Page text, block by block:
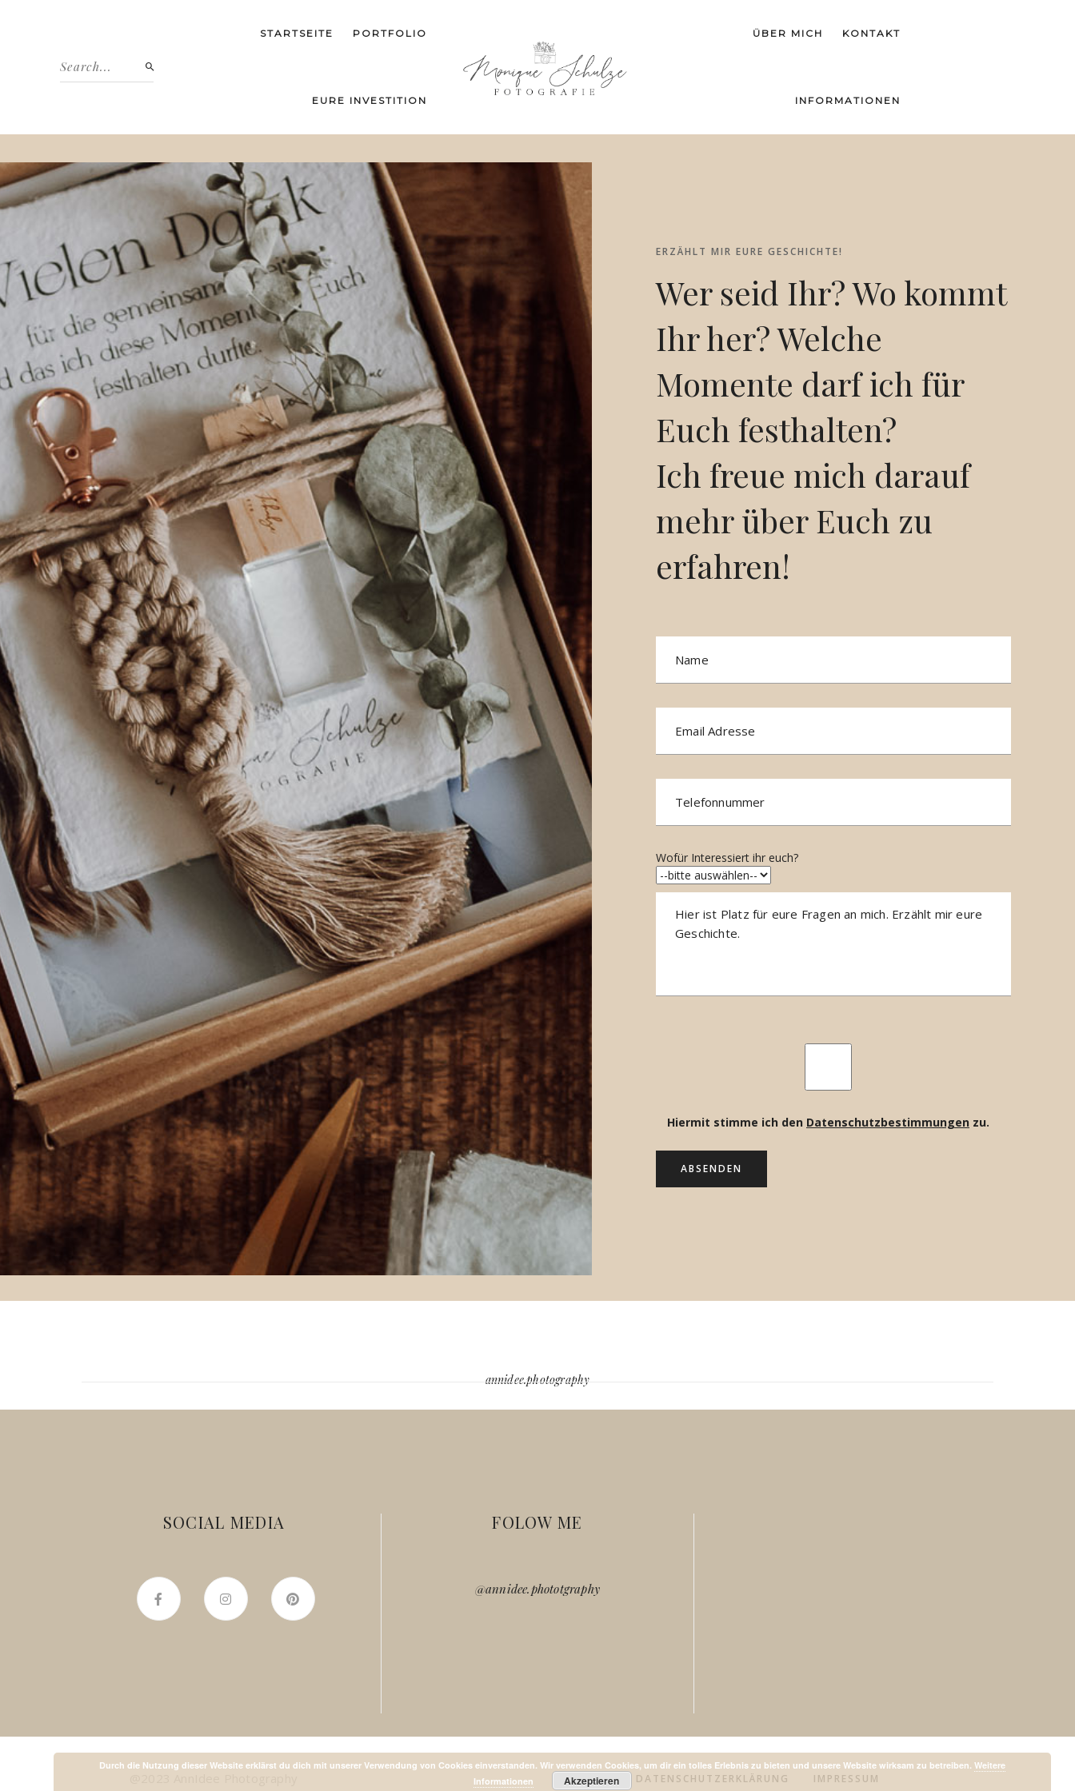
STARTSEITE PORTFOLIO
EURE INVESTITION
ÜBER MICH KONTAKT
INFORMATIONEN
ERZÄHLT MIR EURE GESCHICHTE!
Wer seid Ihr? Wo kommt
Ihr her? Welche
Momente darf ich für
Euch festhalten?
Ich freue mich darauf
mehr über Euch zu
erfahren!
Wofür Interessiert ihr euch?
Hiermit stimme ich den Datenschutzbestimmungen zu.
annidee.photography
SOCIAL MEDIA FOLOW ME
@annidee.phototgraphy
DATENSCHUTZERKLÄRUNG IMPRESSUM
Durch die Nutzung dieser Website erklärst du dich mit unserer Verwendung von Cookies einverstanden. Wir verwenden Cookies, um dir ein tolles Erlebnis zu bieten und unsere Website wirksam zu betreiben.Weitere
Informationen
Akzeptieren